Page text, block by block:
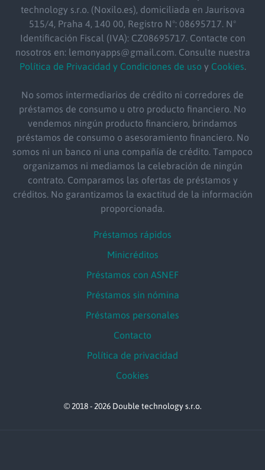
technology s.r.o. (Noxilo.es), domiciliada en Jaurisova
515/4, Praha 4, 140 00, Registro Nº: 08695717. Nº
Identificación Fiscal (IVA): CZ08695717. Contacte con
nosotros en: lemonyapps@gmail.com. Consulte nuestra
Política de Privacidad y Condiciones de uso y Cookies.
No somos intermediarios de crédito ni corredores de
préstamos de consumo u otro producto financiero. No
vendemos ningún producto financiero, brindamos
préstamos de consumo o asesoramiento financiero. No
somos ni un banco ni una compañía de crédito. Tampoco
organizamos ni mediamos la celebración de ningún
contrato. Comparamos las ofertas de préstamos y
créditos. No garantizamos la exactitud de la información
proporcionada.
Préstamos rápidos
Minicréditos
Préstamos con ASNEF
Préstamos sin nómina
Préstamos personales
Contacto
Política de privacidad
Cookies
© 2018 - 2026 Double technology s.r.o.